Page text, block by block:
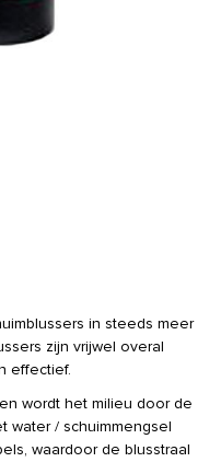
in steeds meer
zijn vrijwel overal
effectief.
wordt het milieu door de
water / schuimmengsel
waardoor de blusstraal